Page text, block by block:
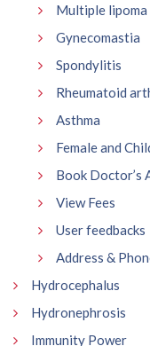
Multiple lipoma
Gynecomastia
Spondylitis
Rheumatoid
Asthma
Female and
Book Doctor’s
View Fees
User feedbacks
Address &
Hydrocephalus
Hydronephrosis
Immunity Power